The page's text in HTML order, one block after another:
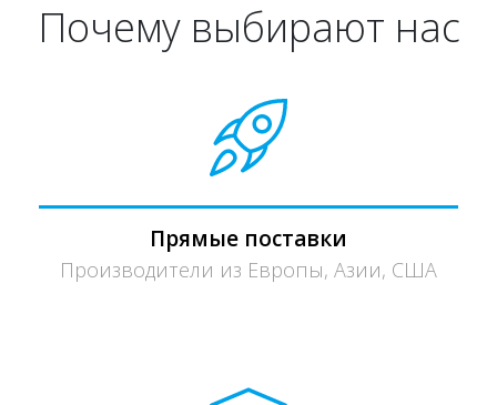
Почему выбирают нас
Прямые поставки
Производители из Европы, Азии, США